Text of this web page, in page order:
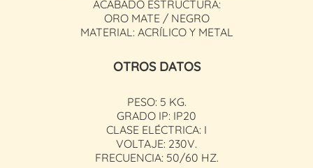
ACABADO ESTRUCTURA:
ORO MATE / NEGRO
MATERIAL: ACRÍLICO Y METAL
OTROS DATOS
PESO: 5 KG.
GRADO IP: IP20
CLASE ELÉCTRICA: I
VOLTAJE: 230V.
FRECUENCIA: 50/60 HZ.